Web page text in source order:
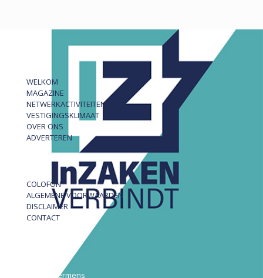
WELKOM
MAGAZINE
NETWERKACTIVITEITEN
VESTIGINGSKLIMAAT
OVER ONS
ADVERTEREN
COLOFON
ALGEMENE VOORWAARDEN
DISCLAIMER
CONTACT
Robert Hermens